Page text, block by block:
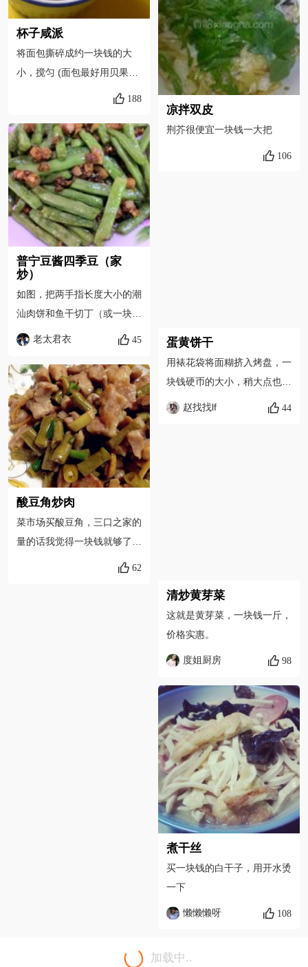
杯子咸派
将面包撕碎成约一块钱的大
小，搅匀 (面包最好用贝果、
法国面包或杂粮土司)，可使
188
普宁豆酱四季豆（家
炒）
如图，把两手指长度大小的潮
汕肉饼和鱼干切丁（或一块钱
的瘦肉切成肉沫），生姜蒜切
老太君衣 45
酸豆角炒肉
菜市场买酸豆角，三口之家的
量的话我觉得一块钱就够了，
可是未免卖菜大妈难看的脸
62
凉拌双皮
荆芥很便宜一块钱一大把
106
蛋黄饼干
用裱花袋将面糊挤入烤盘，一
块钱硬币的大小，稍大点也可
以。
赵找找lf 44
清炒黄芽菜
这就是黄芽菜，一块钱一斤，
价格实惠。
度姐厨房 98
煮干丝
买一块钱的白干子，用开水烫
一下
懒懒懒呀 108
加载中..